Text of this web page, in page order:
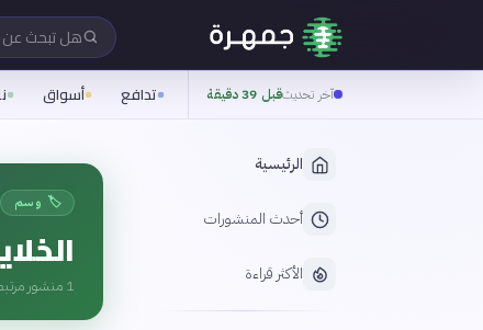
هل تبحث
آخر تحديثقبل 39 دقيقة تدافع أسواق
الرئيسية
أحدث المنشورات
الأكثر قراءة
🏷️ وسم
1 منشور